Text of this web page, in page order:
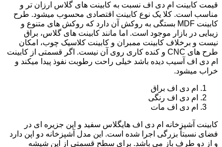
قیمت کابینت ام دی اف نسبت به کابینت های گلاس ارزان تر و
مناسب است. کلا یک نوع کابینت اقتصادی محسوب میشود. طرح
کابینت MDF بستگی به روکش آن دارد که روکش های متنوع و
زیبایی در بازار موجود است. اما مانند کابینت های گلاس، براق
نیست و برخلاف کابینت ممبران و کابینت کلاسیک چوب، امکان
طرح های CNC و کنده کاری روی آن نیست. اگر قسمتی از کابینت
ام دی اف آسیب دیده باشد خیلی راحت رطوبت نفوذ پیدا میکند و
خراب میشود.
ام دی اف براق
ام دی اف رنگی
ام دی اف مات
کابینت آشپزخانه ام دی اف هایگلاس سفید و اپن جزیره ای در
فضای نسبتاً بزرگی اجرا شده است. این مدل آشپزخانه دو اپن دارد
و از دو طرف باز می باشد. برای سطح قسمتی از اپن شیشه